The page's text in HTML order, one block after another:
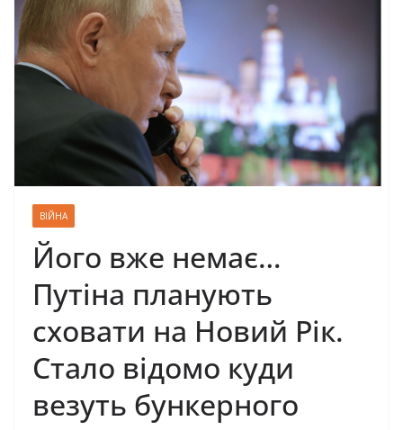
ВІЙНА
Його вже немає…
Путіна планують
сховати на Новий Рік.
Стало відомо куди
везуть бункерного